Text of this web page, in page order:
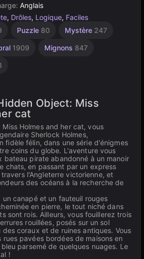
Anglais
, Drôles, Logique, Faciles
Puzzle 80 Mystère 247
1909 Mignons 847
Object: Miss
cat
Holmes and her cat, vous
Sherlock Holmes,
fidèle félin, dans une série d'énigmes
coins du globe. L'aventure vous
bateau pirate abandonné à un manoir
chats, en passant par un express
l'Angleterre victorienne, et
des océans à la recherche de
un canapé et un fauteuil rouges
en pierre, le tout niché dans
sont rois. Ailleurs, vous fouillerez trois
rouillées, posés sur un sol
des coraux et de ruines antiques. Vous
pavées bordées de maisons en
parsemé de quelques nuages. Le
!